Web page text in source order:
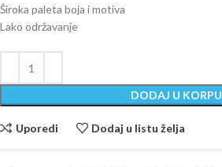
Široka paleta boja i motiva
Lako održavanje
DODAJ U KORPU
Uporedi Dodaj u listu želja